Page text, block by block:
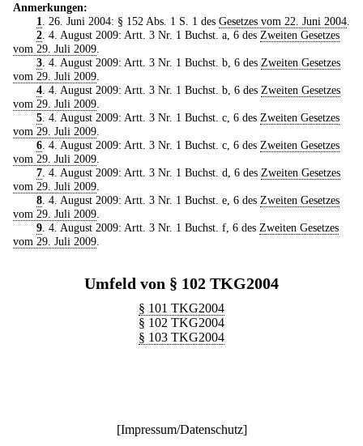
Anmerkungen:
1. 26. Juni 2004: § 152 Abs. 1 S. 1 des Gesetzes vom 22. Juni 2004.
2. 4. August 2009: Artt. 3 Nr. 1 Buchst. a, 6 des Zweiten Gesetzes
vom 29. Juli 2009.
3. 4. August 2009: Artt. 3 Nr. 1 Buchst. b, 6 des Zweiten Gesetzes
vom 29. Juli 2009.
4. 4. August 2009: Artt. 3 Nr. 1 Buchst. b, 6 des Zweiten Gesetzes
vom 29. Juli 2009.
5. 4. August 2009: Artt. 3 Nr. 1 Buchst. c, 6 des Zweiten Gesetzes
vom 29. Juli 2009.
6. 4. August 2009: Artt. 3 Nr. 1 Buchst. c, 6 des Zweiten Gesetzes
vom 29. Juli 2009.
7. 4. August 2009: Artt. 3 Nr. 1 Buchst. d, 6 des Zweiten Gesetzes
vom 29. Juli 2009.
8. 4. August 2009: Artt. 3 Nr. 1 Buchst. e, 6 des Zweiten Gesetzes
vom 29. Juli 2009.
9. 4. August 2009: Artt. 3 Nr. 1 Buchst. f, 6 des Zweiten Gesetzes
vom 29. Juli 2009.
Umfeld von § 102 TKG2004
§ 101 TKG2004
§ 102 TKG2004
§ 103 TKG2004
[Impressum/Datenschutz]